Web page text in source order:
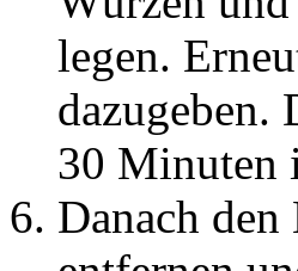
legen.
dazugeben.
30 Minuten
Danach